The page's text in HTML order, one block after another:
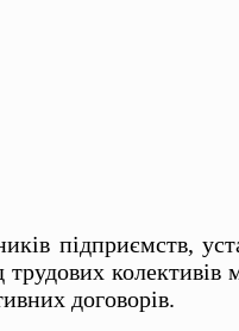
підприємств,
трудових
договорів.